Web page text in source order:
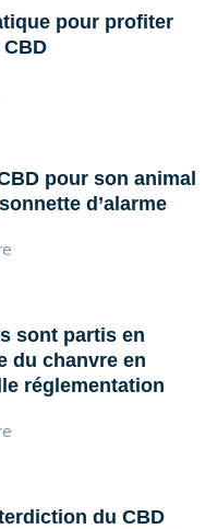
pour profiter
pour son animal
d’alarme
sont partis en
du chanvre en
réglementation
du CBD